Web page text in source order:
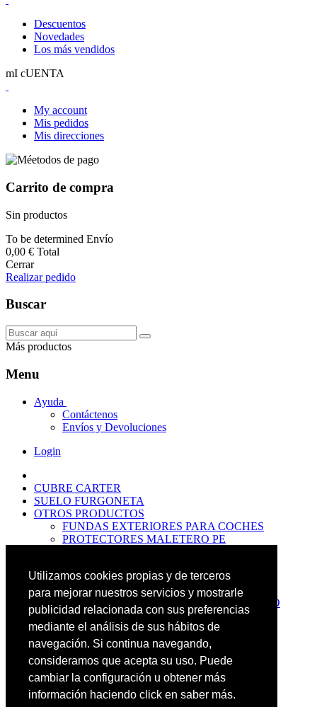
Utilizamos cookies propias y de terceros
para mejorar nuestros servicios y mostrarle
publicidad relacionada con sus preferencias
mediante el análisis de sus hábitos de
navegación. Si continua navegando,
consideramos que acepta su uso. Puede
cambiar la configuración u obtener más
información haciendo click en saber más.
Descuentos
Novedades
Los más vendidos
mI cUENTA
My account
Mis pedidos
Mis direcciones
Carrito de compra
Sin productos
To be determined Envío
0,00 € Total
Cerrar
Realizar pedido
Buscar
Más productos
Menu
Ayuda
Contáctenos
Envíos y Devoluciones
Login
CUBRE CARTER
SUELO FURGONETA
OTROS PRODUCTOS
FUNDAS EXTERIORES PARA COCHES
PROTECTORES MALETERO PE
PREMIUM
PROTECTORES MALETERO PE
PROTECTORES DE MALETERO CAUCHO
BASIC
ALFOMBRILLAS GOMA PREMIUM
ALFOMBRILLAS GOMA BASIC
OFERTAS
NOVEDADES
CONTACTO